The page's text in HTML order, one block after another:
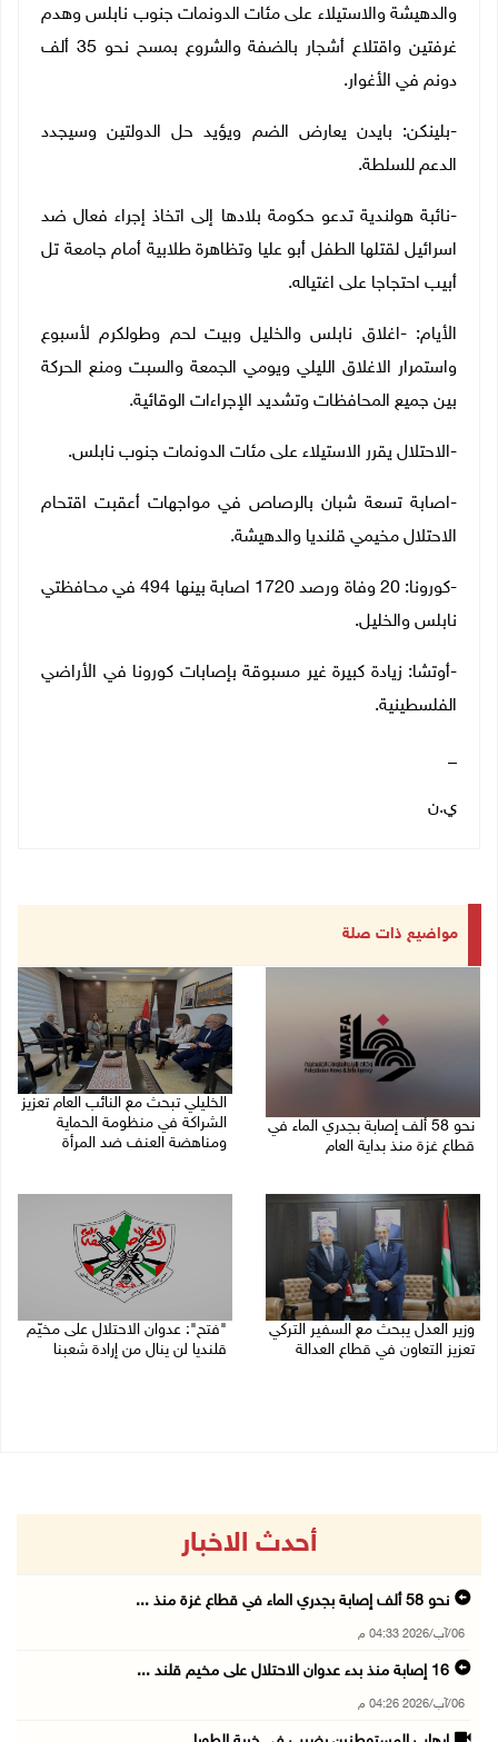
والدهيشة والاستيلاء على مئات الدونمات جنوب نابلس وهدم
غرفتين واقتلاع أشجار بالضفة والشروع بمسح نحو 35 ألف
دونم في الأغوار.
-بلينكن: بايدن يعارض الضم ويؤيد حل الدولتين وسيجدد
الدعم للسلطة.
-نائبة هولندية تدعو حكومة بلادها إلى اتخاذ إجراء فعال ضد
اسرائيل لقتلها الطفل أبو عليا وتظاهرة طلابية أمام جامعة تل
أبيب احتجاجا على اغتياله.
الأيام: -اغلاق نابلس والخليل وبيت لحم وطولكرم لأسبوع
واستمرار الاغلاق الليلي ويومي الجمعة والسبت ومنع الحركة
بين جميع المحافظات وتشديد الإجراءات الوقائية.
-الاحتلال يقرر الاستيلاء على مئات الدونمات جنوب نابلس.
-اصابة تسعة شبان بالرصاص في مواجهات أعقبت اقتحام
الاحتلال مخيمي قلنديا والدهيشة.
-كورونا: 20 وفاة ورصد 1720 اصابة بينها 494 في محافظتي
نابلس والخليل.
-أوتشا: زيادة كبيرة غير مسبوقة بإصابات كورونا في الأراضي
الفلسطينية.
ي.ن
مواضيع ذات صلة
نحو 58 ألف إصابة بجدري الماء في
قطاع غزة منذ بداية العام
الخليلي تبحث مع النائب العام تعزيز
الشراكة في منظومة الحماية
ومناهضة العنف ضد المرأة
وزير العدل يبحث مع السفير التركي
تعزيز التعاون في قطاع العدالة
"فتح": عدوان الاحتلال على مخيّم
قلنديا لن ينال من إرادة شعبنا
أحدث الاخبار
نحو 58 ألف إصابة بجدري الماء في قطاع غزة منذ ...
06/آب/2026 04:33 م
16 إصابة منذ بدء عدوان الاحتلال على مخيم قلند ...
06/آب/2026 04:26 م